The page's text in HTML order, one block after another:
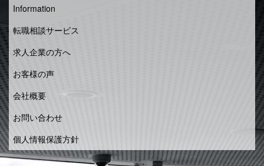
Information
転職相談サービス
求人企業の方へ
お客様の声
会社概要
お問い合わせ
個人情報保護方針